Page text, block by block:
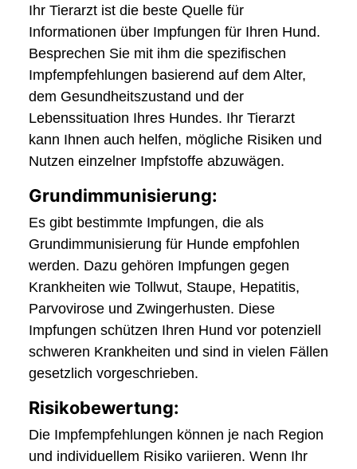
Ihr Tierarzt ist die beste Quelle für
Informationen über Impfungen für Ihren Hund.
Besprechen Sie mit ihm die spezifischen
Impfempfehlungen basierend auf dem Alter,
dem Gesundheitszustand und der
Lebenssituation Ihres Hundes. Ihr Tierarzt
kann Ihnen auch helfen, mögliche Risiken und
Nutzen einzelner Impfstoffe abzuwägen.
Grundimmunisierung:
Es gibt bestimmte Impfungen, die als
Grundimmunisierung für Hunde empfohlen
werden. Dazu gehören Impfungen gegen
Krankheiten wie Tollwut, Staupe, Hepatitis,
Parvovirose und Zwingerhusten. Diese
Impfungen schützen Ihren Hund vor potenziell
schweren Krankheiten und sind in vielen Fällen
gesetzlich vorgeschrieben.
Risikobewertung:
Die Impfempfehlungen können je nach Region
und individuellem Risiko variieren. Wenn Ihr